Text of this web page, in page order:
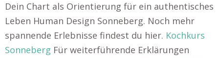
Dein Chart als Orientierung für ein authentisches
Leben Human Design Sonneberg. Noch mehr
spannende Erlebnisse findest du hier. Kochkurs
Sonneberg Für weiterführende Erklärungen